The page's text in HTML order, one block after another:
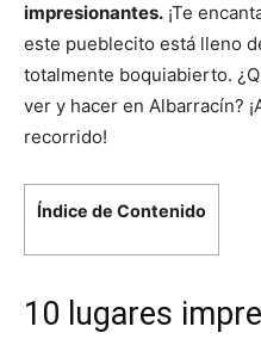
impresionantes. ¡Te
este pueblecito está lleno
totalmente boquiabierto.
ver y hacer en Albarracín?
recorrido!
Índice de Contenido
10 lugares